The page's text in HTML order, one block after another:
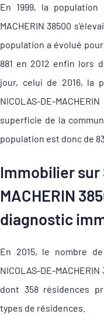
En 1999, la population
MACHERIN 38500
population a évolué
881 en 2012 enfin lors
jour, celui de 2016, la
NICOLAS-DE-
superficie de la
population est donc de
Immobilier sur
MACHERIN
diagnostic
En 2015, le nombre
NICOLAS-DE-
dont 358 résidences
types de résidences.